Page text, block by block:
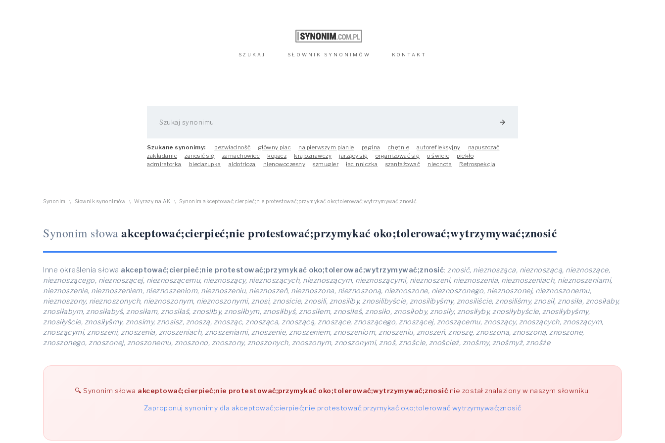
SZUKAJ SŁOWNIK SYNONIMÓW KONTAKT
arrow_forward
Szukane synonimy: bezwładność główny plac na pierwszym planie pagina chętnie autorefleksyjny
napuszczać
zakładanie
zanosić się zamachowiec kopacz krajoznawczy jarzący się organizować się o świcie
piekło
admiratorka
biedazupka aldotrioza nienowoczesny szmugler łacinniczka szantażować niecnota Retrospekcja
Synonim \ Słownik synonimów \ Wyrazy na AK \ Synonim akceptować;cierpieć;nie protestować;przymykać oko;tolerować;wytrzymywać;znosić
Synonim słowa akceptować;cierpieć;nie protestować;przymykać oko;tolerować;wytrzymywać;znosić
Inne określenia słowa akceptować;cierpieć;nie protestować;przymykać oko;tolerować;wytrzymywać;znosić: znosić, nieznosząca, nieznoszącą, nieznoszące,
nieznoszącego, nieznoszącej, nieznoszącemu, nieznoszący, nieznoszących, nieznoszącym, nieznoszącymi, nieznoszeni, nieznoszenia, nieznoszeniach, nieznoszeniami,
nieznoszenie, nieznoszeniem, nieznoszeniom, nieznoszeniu, nieznoszeń, nieznoszona, nieznoszoną, nieznoszone, nieznoszonego, nieznoszonej, nieznoszonemu,
nieznoszony, nieznoszonych, nieznoszonym, nieznoszonymi, znosi, znosicie, znosili, znosiliby, znosilibyście, znosilibyśmy, znosiliście, znosiliśmy, znosił, znosiła, znosiłaby,
znosiłabym, znosiłabyś, znosiłam, znosiłaś, znosiłby, znosiłbym, znosiłbyś, znosiłem, znosiłeś, znosiło, znosiłoby, znosiły, znosiłyby, znosiłybyście, znosiłybyśmy,
znosiłyście, znosiłyśmy, znosimy, znosisz, znoszą, znosząc, znosząca, znoszącą, znoszące, znoszącego, znoszącej, znoszącemu, znoszący, znoszących, znoszącym,
znoszącymi, znoszeni, znoszenia, znoszeniach, znoszeniami, znoszenie, znoszeniem, znoszeniom, znoszeniu, znoszeń, znoszę, znoszona, znoszoną, znoszone,
znoszonego, znoszonej, znoszonemu, znoszono, znoszony, znoszonych, znoszonym, znoszonymi, znoś, znoście, znoścież, znośmy, znośmyż, znośże
Synonim słowa akceptować;cierpieć;nie protestować;przymykać oko;tolerować;wytrzymywać;znosić nie został znaleziony w naszym słowniku.
Zaproponuj synonimy dla akceptować;cierpieć;nie protestować;przymykać oko;tolerować;wytrzymywać;znosić